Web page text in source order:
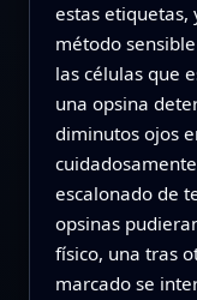
estas etiquetas,
método
las células que
una opsina
diminutos ojos
escalonado de
opsinas
físico, una tras
marcado se